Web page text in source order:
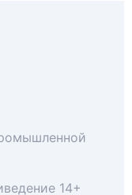
14+